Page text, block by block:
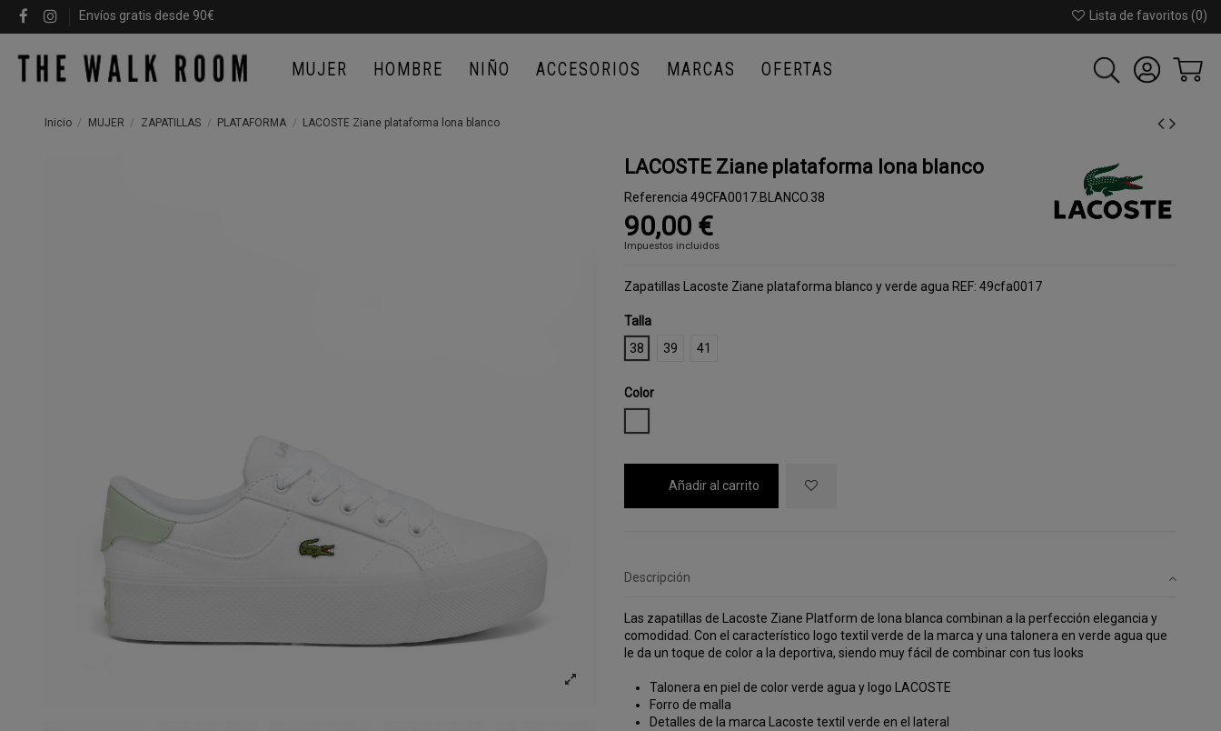
Envíos gratis desde 90€ Lista de favoritos (0)
MUJER HOMBRE NIÑO ACCESORIOS MARCAS OFERTAS
Inicio MUJER ZAPATILLAS PLATAFORMA LACOSTE Ziane plataforma lona blanco
LACOSTE Ziane plataforma lona blanco
Referencia 49CFA0017.BLANCO.38
90,00 €
Impuestos incluidos
Zapatillas Lacoste Ziane plataforma blanco y verde agua REF: 49cfa0017
Talla
38
39 41
Color
Añadir al carrito
Descripción
Las zapatillas de Lacoste Ziane Platform de lona blanca combinan a la perfección elegancia y
comodidad. Con el característico logo textil verde de la marca y una talonera en verde agua que
le da un toque de color a la deportiva, siendo muy fácil de combinar con tus looks
Talonera en piel de color verde agua y logo LACOSTE
Forro de malla
Detalles de la marca Lacoste textil verde en el lateral